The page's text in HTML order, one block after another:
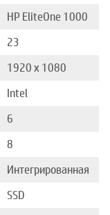
HP EliteOne 1000
23
1920 x 1080
Intel
6
8
Интегрированная
SSD